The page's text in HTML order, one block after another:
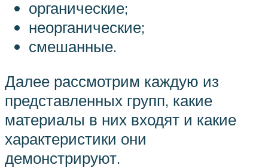
органические;
неорганические;
смешанные.
Далее рассмотрим каждую из
представленных групп, какие
материалы в них входят и какие
характеристики они
демонстрируют.